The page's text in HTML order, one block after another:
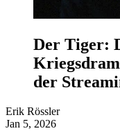
Der Tiger:
der
Erik Rössler
Jan 5, 2026